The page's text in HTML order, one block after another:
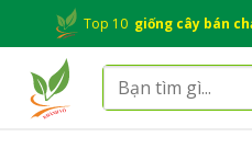
content
Top 10 giống cây bán
Tìm
kiếm: